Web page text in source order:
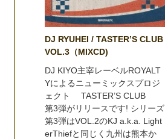
DJ RYUHEI / TASTER’S CLUB
VOL.3（MIXCD)
DJ KIYO主宰レーベルROYALT
Yによるニューミックスプロジ
ェクト TASTER’S CLUB
第3弾がリリースです! シリーズ
第3弾はVOL.2のKJ a.k.a. Light
erThiefと同じく九州は熊本か